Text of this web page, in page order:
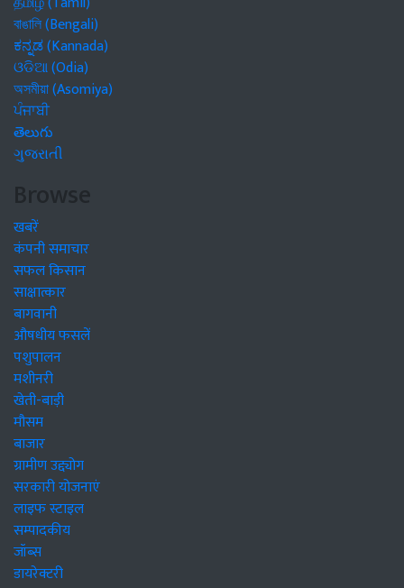
বাঙালি (Bengali)
ಕನ್ನಡ (Kannada)
ଓଡିଆ (Odia)
অসমীয়া (Asomiya)
ਪੰਜਾਬੀ
తెలుగు
ગુજરાતી
Browse
खबरें
कंपनी समाचार
सफल किसान
साक्षात्कार
बागवानी
औषधीय फसलें
पशुपालन
मशीनरी
खेती-बाड़ी
मौसम
बाजार
ग्रामीण उद्द्योग
सरकारी योजनाएं
लाइफ स्टाइल
सम्पादकीय
जॉब्स
डायरेक्टरी